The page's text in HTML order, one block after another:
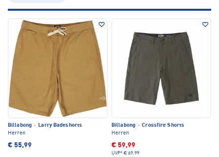
Billabong ·
Larry Badeshorts
Herren
€ 55,99
Billabong · Crossfire Shorts
Herren
€ 59,99
UVP* € 69,99